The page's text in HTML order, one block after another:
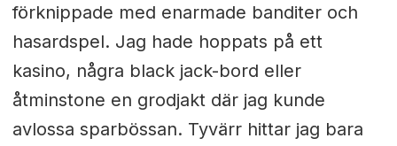
förknippade med enarmade banditer och
hasardspel. Jag hade hoppats på ett
kasino, några black jack-bord eller
åtminstone en grodjakt där jag kunde
avlossa sparbössan. Tyvärr hittar jag bara